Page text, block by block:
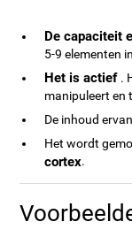
De capaciteit
5-9 elementen
Het is actief .
manipuleert en
De inhoud ervan
Het wordt
cortex.